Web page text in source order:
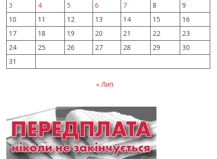
3
4 5 6 7 8
9
10
11 12 13 14 15
16
17
18 19 20 21 22
23
24
25 26 27 28 29
30
31
« Лип